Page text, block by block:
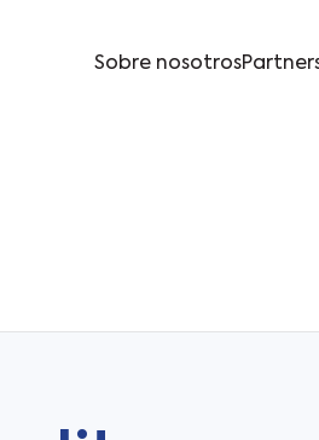
Sobre nosotros